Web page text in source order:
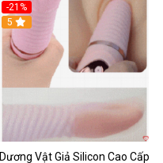
-21%
5
Dương Vật Giả Silicon Cao Cấp